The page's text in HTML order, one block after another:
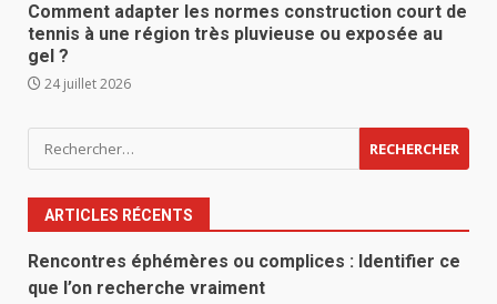
Comment adapter les normes construction court de
tennis à une région très pluvieuse ou exposée au
gel ?
24 juillet 2026
Rechercher :
ARTICLES RÉCENTS
Rencontres éphémères ou complices : Identifier ce
que l’on recherche vraiment